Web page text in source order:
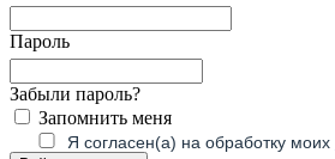
Пароль
Забыли пароль?
Запомнить меня
Я согласен(а) на обработку моих